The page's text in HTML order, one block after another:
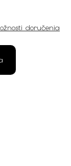
doručenia